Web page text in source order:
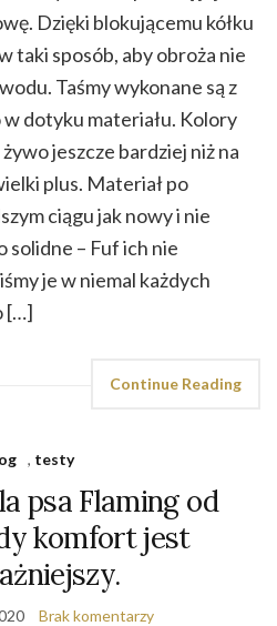
Dzięki blokującemu kółku
taki sposób, aby obroża nie
Taśmy wykonane są z
dotyku materiału. Kolory
jeszcze bardziej niż na
plus. Materiał po
ciągu jak nowy i nie
solidne – Fuf ich nie
je w niemal każdych
[…]
Continue Reading
, testy
psa Flaming od
komfort jest
Brak komentarzy